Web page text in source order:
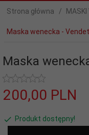
Strona główna MASKI
Maska wenecka -
Maska
200,00 PLN
Produkt dostępny!